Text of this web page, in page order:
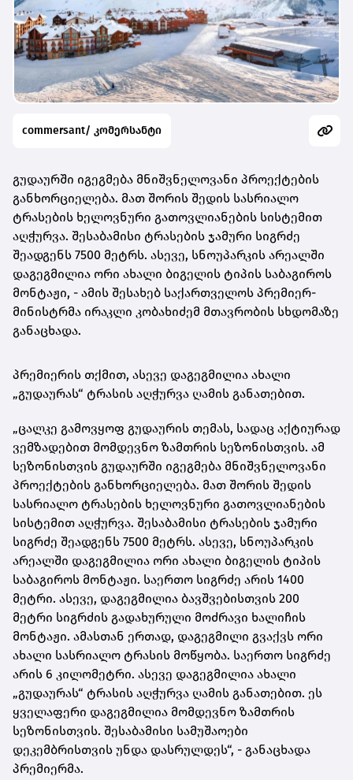
commersant/ კომერსანტი
გუდაურში იგეგმება მნიშვნელოვანი პროექტების
განხორციელება. მათ შორის შედის სასრიალო
ტრასების ხელოვნური გათოვლიანების სისტემით
აღჭურვა. შესაბამისი ტრასების ჯამური სიგრძე
შეადგენს 7500 მეტრს. ასევე, სნოუპარკის არეალში
დაგეგმილია ორი ახალი ბიგელის ტიპის საბაგიროს
მონტაჟი, - ამის შესახებ საქართველოს პრემიერ-
მინისტრმა ირაკლი კობახიძემ მთავრობის სხდომაზე
განაცხადა.
პრემიერის თქმით, ასევე დაგეგმილია ახალი
„გუდაურას“ ტრასის აღჭურვა ღამის განათებით.
„ცალკე გამოვყოფ გუდაურის თემას, სადაც აქტიურად
ვემზადებით მომდევნო ზამთრის სეზონისთვის. ამ
სეზონისთვის გუდაურში იგეგმება მნიშვნელოვანი
პროექტების განხორციელება. მათ შორის შედის
სასრიალო ტრასების ხელოვნური გათოვლიანების
სისტემით აღჭურვა. შესაბამისი ტრასების ჯამური
სიგრძე შეადგენს 7500 მეტრს. ასევე, სნოუპარკის
არეალში დაგეგმილია ორი ახალი ბიგელის ტიპის
საბაგიროს მონტაჟი. საერთო სიგრძე არის 1400
მეტრი. ასევე, დაგეგმილია ბავშვებისთვის 200
მეტრი სიგრძის გადახურული მოძრავი ხალიჩის
მონტაჟი. ამასთან ერთად, დაგეგმილი გვაქვს ორი
ახალი სასრიალო ტრასის მოწყობა. საერთო სიგრძე
არის 6 კილომეტრი. ასევე დაგეგმილია ახალი
„გუდაურას“ ტრასის აღჭურვა ღამის განათებით. ეს
ყველაფერი დაგეგმილია მომდევნო ზამთრის
სეზონისთვის. შესაბამისი სამუშაოები
დეკემბრისთვის უნდა დასრულდეს“, - განაცხადა
პრემიერმა.